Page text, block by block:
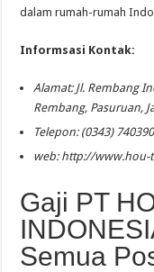
dalam rumah-rumah
Informsasi Kontak:
Alamat: Jl. Rembang
Rembang, Pasuruan,
Telepon: (0343) 740390
web: http://www.hou-
Gaji PT
Semua